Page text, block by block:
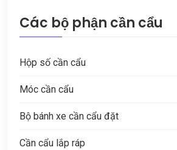
Các bộ phận cần cẩu
Hộp số cần cẩu
Móc cần cẩu
Bộ bánh xe cần cẩu đặt
Cần cẩu lắp ráp